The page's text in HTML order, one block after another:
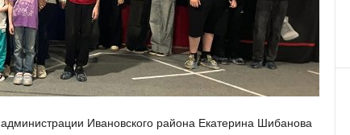
Ивановского района Екатерина Шибанова